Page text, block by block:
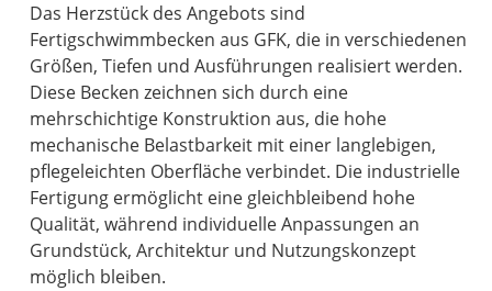
Das Herzstück des Angebots sind
Fertigschwimmbecken aus GFK, die in verschiedenen
Größen, Tiefen und Ausführungen realisiert werden.
Diese Becken zeichnen sich durch eine
mehrschichtige Konstruktion aus, die hohe
mechanische Belastbarkeit mit einer langlebigen,
pflegeleichten Oberfläche verbindet. Die industrielle
Fertigung ermöglicht eine gleichbleibend hohe
Qualität, während individuelle Anpassungen an
Grundstück, Architektur und Nutzungskonzept
möglich bleiben.